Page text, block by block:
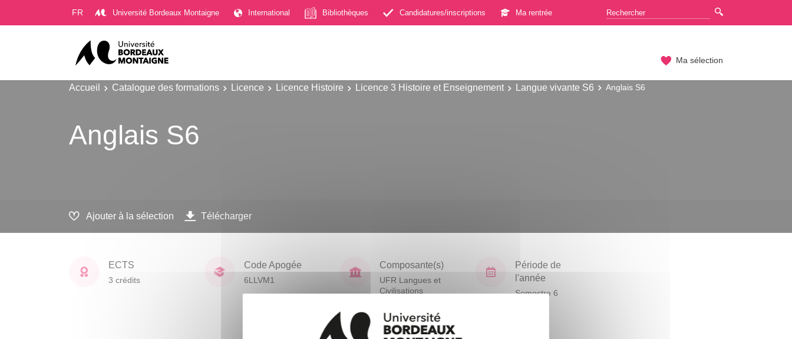
FR Université Bordeaux Montaigne International Bibliothèques Candidatures/inscriptions Ma rentrée
Ma sélection
Accueil Catalogue des formations Licence Licence Histoire Licence 3 Histoire et Enseignement Langue vivante S6 Anglais S6
Anglais S6
Ajouter à la sélection Télécharger
ECTS
3 crédits
Code Apogée
6LLVM1
Composante(s)
UFR Langues et
Civilisations
Période de
l'année
Semestre 6